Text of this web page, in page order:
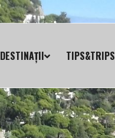
DESTINAȚII TIPS&TRIPS